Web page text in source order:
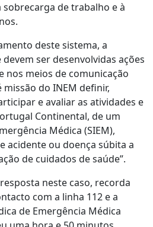
de trabalho e à
deste sistema, a
ser desenvolvidas ações
nos meios de comunicação
do INEM definir,
e avaliar as atividades e
Continental, de um
Médica (SIEM),
acidente ou doença súbita a
de cuidados de saúde”.
neste caso, recorda
com a linha 112 e a
de Emergência Médica